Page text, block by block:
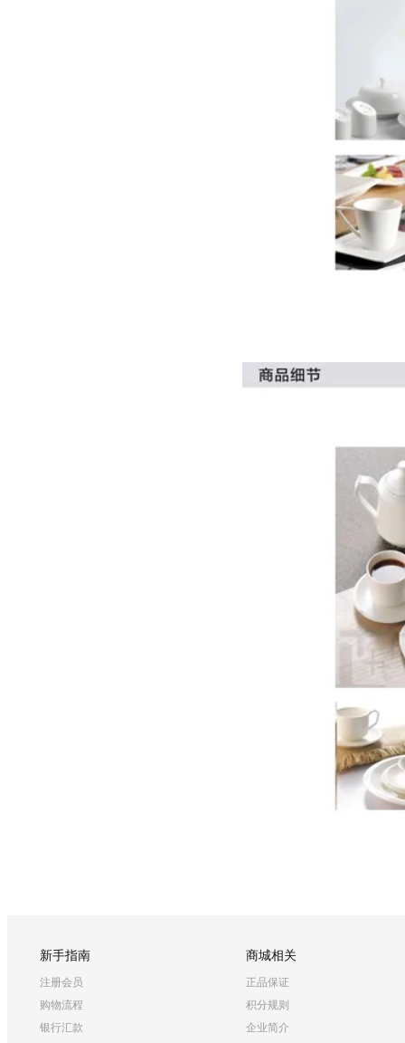
新手指南
注册会员
购物流程
银行汇款
商城相关
正品保证
积分规则
企业简介